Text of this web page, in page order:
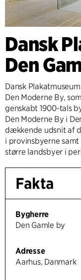
Dansk
Den
Dansk
Den Moderne By,
genskabt 1900-tals
Den Moderne By i
dækkende udsnit af
i provinsbyerne
større landsbyer i
Fakta
Bygherre
Den Gamle by
Adresse
Aarhus, Danmark